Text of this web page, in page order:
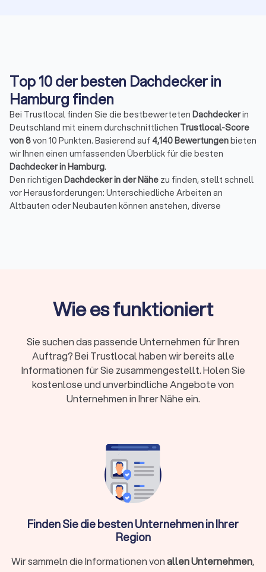
Top 10 der besten Dachdecker in
Hamburg finden
Bei Trustlocal finden Sie die bestbewerteten Dachdeckerin
Deutschland mit einem durchschnittlichen Trustlocal-Score
von 8von 10 Punkten. Basierend auf 4,140 Bewertungenbieten
wir Ihnen einen umfassenden Überblick für die besten
Dachdecker in Hamburg.
Den richtigen Dachdecker in der Nähe zu finden, stellt schnell
vor Herausforderungen: Unterschiedliche Arbeiten an
Altbauten oder Neubauten können anstehen, diverse
Was macht ein Dachdecker in Hamburg?
Ein Dachdecker übernimmt weit mehr, als nur Ziegel
Kernleistungen eines Dachdeckers
Dacheindeckung und Neueindeckung:Von traditionellen
Ziegeldächern bis zu modernen Flachdächern
Kompletterneuerung
Wärme- und Schallschutz nach
aktuellen Standards
Dachrinnen-Arbeiten:Installation und Wartung von
Entwässerungssystemen
Abdichtung und Reparatur
Dachfenster-Installation:Lichtlösungen für
Dachgeschosse
Wie es funktioniert
Sie suchen das passende Unternehmen für Ihren
Auftrag? Bei Trustlocal haben wir bereits alle
Informationen für Sie zusammengestellt. Holen Sie
kostenlose und unverbindliche Angebote von
Unternehmen in Ihrer Nähe ein.
Finden Sie die besten Unternehmen in Ihrer
Region
Wir sammeln die Informationen vonallen Unternehmen,